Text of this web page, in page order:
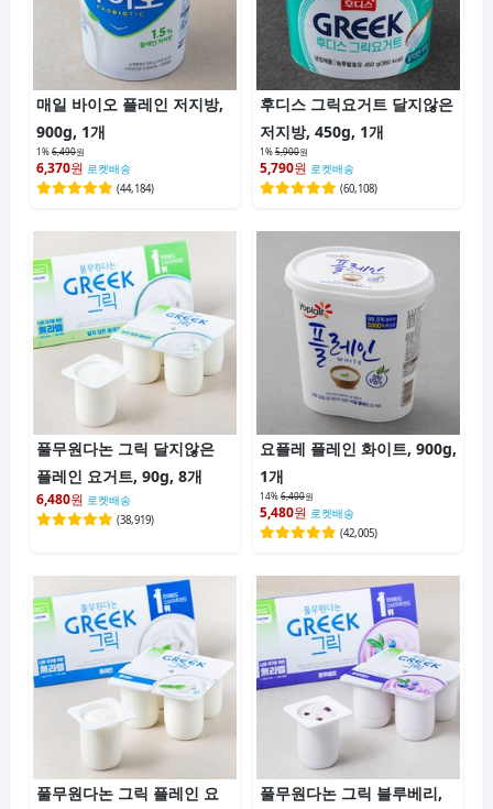
매일 바이오 플레인 저지방,
900g, 1개
1%6,490원
6,370원 로켓배송
(44,184)
후디스 그릭요거트 달지않은
저지방, 450g, 1개
1%5,900원
5,790원 로켓배송
(60,108)
풀무원다논 그릭 달지않은
플레인 요거트, 90g, 8개
6,480원 로켓배송
(38,919)
요플레 플레인 화이트, 900g,
1개
14%6,400원
5,480원 로켓배송
(42,005)
풀무원다논 그릭 플레인 요
풀무원다논 그릭 블루베리,